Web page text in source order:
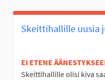
Skeittihallille uusia
EI ETENE
Skeittihallille olisi kiva